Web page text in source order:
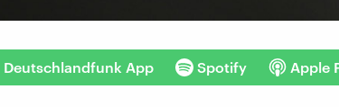
Deutschlandfunk App Spotify Apple